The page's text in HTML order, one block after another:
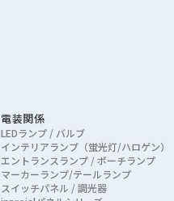
電装関係
LEDランプ / バルブ
インテリアランプ（蛍光灯/ハロゲン）
エントランスランプ / ポーチランプ
マーカーランプ/テールランプ
スイッチパネル / 調光器